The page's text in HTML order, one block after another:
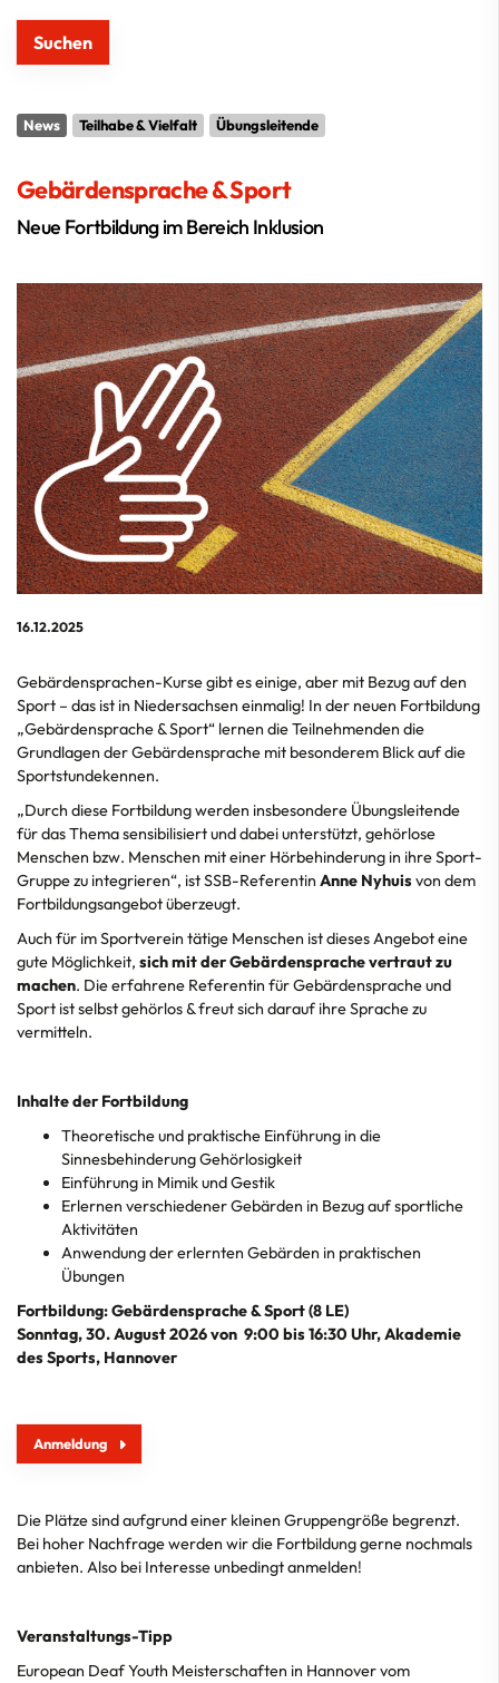
News Teilhabe & Vielfalt Übungsleitende
Gebärdensprache & Sport
Neue Fortbildung im Bereich Inklusion
16.12.2025
Gebärdensprachen-Kurse gibt es einige, aber mit Bezug auf den
Sport – das ist in Niedersachsen einmalig! In der neuen Fortbildung
„Gebärdensprache & Sport“ lernen die Teilnehmenden die
Grundlagen der Gebärdensprache mit besonderem Blick auf die
Sportstundekennen.
„Durch diese Fortbildung werden insbesondere Übungsleitende
für das Thema sensibilisiert und dabei unterstützt, gehörlose
Menschen bzw. Menschen mit einer Hörbehinderung in ihre Sport-
Gruppe zu integrieren“, ist SSB-Referentin Anne Nyhuis von dem
Fortbildungsangebot überzeugt.
Auch für im Sportverein tätige Menschen ist dieses Angebot eine
gute Möglichkeit, sich mit der Gebärdensprache vertraut zu
machen. Die erfahrene Referentin für Gebärdensprache und
Sport ist selbst gehörlos & freut sich darauf ihre Sprache zu
vermitteln.
Inhalte der Fortbildung
Theoretische und praktische Einführung in die
Sinnesbehinderung Gehörlosigkeit
Einführung in Mimik und Gestik
Erlernen verschiedener Gebärden in Bezug auf sportliche
Aktivitäten
Anwendung der erlernten Gebärden in praktischen
Übungen
Fortbildung: Gebärdensprache & Sport (8 LE)
Sonntag, 30. August 2026 von 9:00 bis 16:30 Uhr, Akademie
des Sports, Hannover
Anmeldung
Die Plätze sind aufgrund einer kleinen Gruppengröße begrenzt.
Bei hoher Nachfrage werden wir die Fortbildung gerne nochmals
anbieten. Also bei Interesse unbedingt anmelden!
Veranstaltungs-Tipp
European Deaf Youth Meisterschaften in Hannover vom